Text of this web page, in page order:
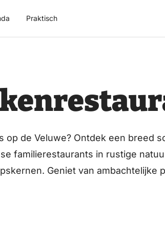
Praktisch
de Veluwe? Ontdek een breed
familierestaurants in rustige
Geniet van ambachtelijke
pannenkoekenrestaurant met een